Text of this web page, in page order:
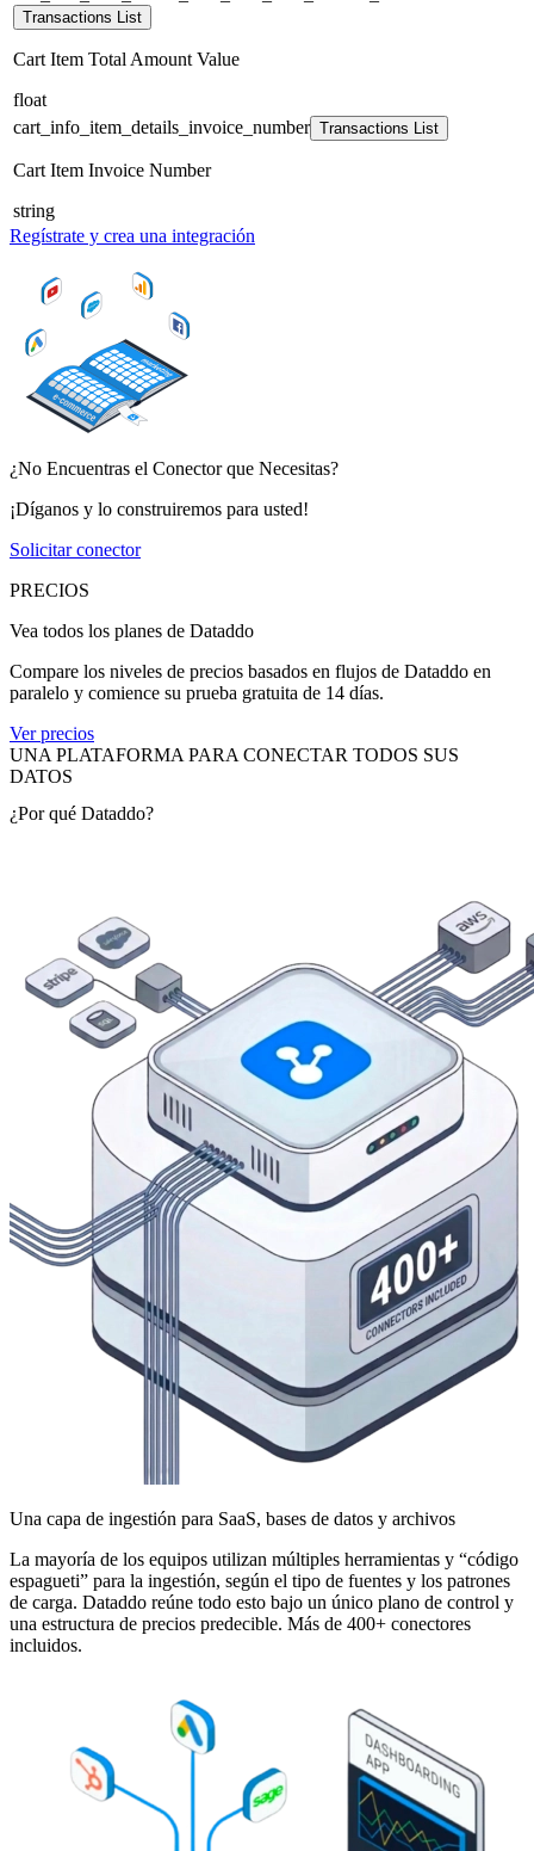
Transactions List
Cart Item Total Amount Value
float
cart_info_item_details_invoice_number Transactions List
Cart Item Invoice Number
string
Regístrate y crea una integración
¿No Encuentras el Conector que Necesitas?
¡Díganos y lo construiremos para usted!
Solicitar conector
PRECIOS
Vea todos los planes de Dataddo
Compare los niveles de precios basados en flujos de Dataddo en
paralelo y comience su prueba gratuita de 14 días.
Ver precios
UNA PLATAFORMA PARA CONECTAR TODOS SUS
DATOS
¿Por qué Dataddo?
Una capa de ingestión para SaaS, bases de datos y archivos
La mayoría de los equipos utilizan múltiples herramientas y “código
espagueti” para la ingestión, según el tipo de fuentes y los patrones
de carga. Dataddo reúne todo esto bajo un único plano de control y
una estructura de precios predecible. Más de 400+ conectores
incluidos.